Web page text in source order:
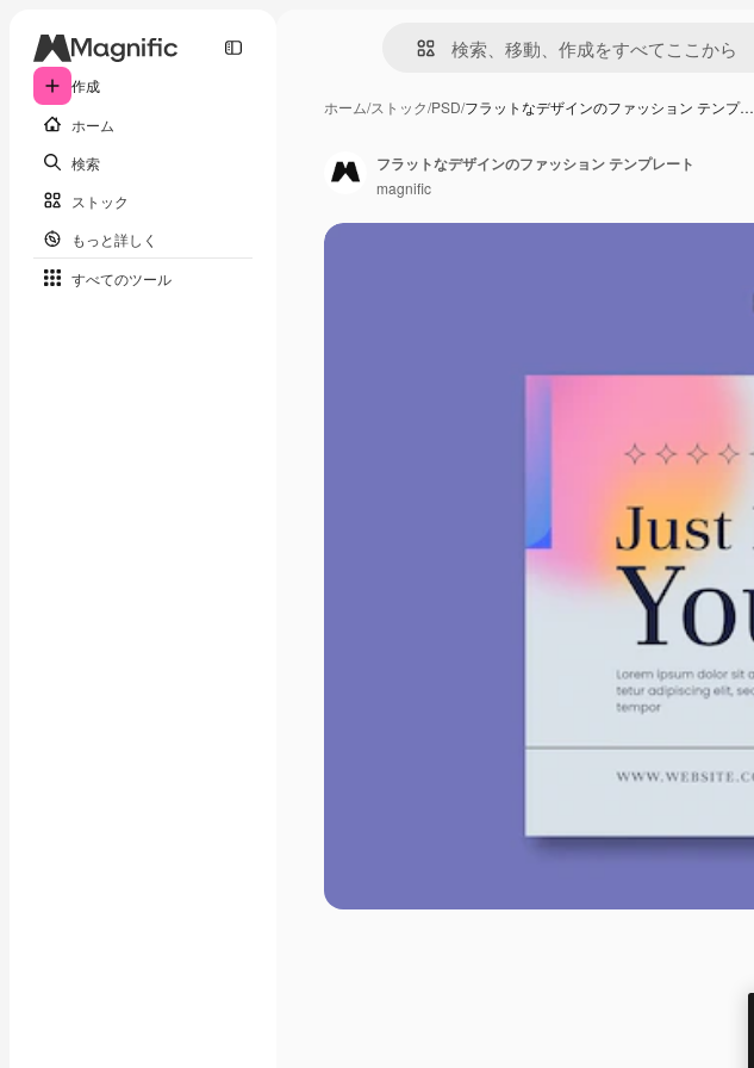
作成
ホーム
検索
ストック
もっと詳しく
すべてのツール
ホーム/ストック/PSD/フラットなデザインのファッション テンプ…
フラットなデザインのファッション テンプレート
magnific